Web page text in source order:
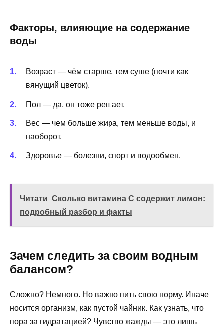
Факторы, влияющие на содержание
воды
Возраст — чём старше, тем суше (почти как
вянущий цветок).
Пол — да, он тоже решает.
Вес — чем больше жира, тем меньше воды, и
наоборот.
Здоровье — болезни, спорт и водообмен.
Читати Сколько витамина С содержит лимон:
подробный разбор и факты
Зачем следить за своим водным
балансом?
Сложно? Немного. Но важно пить свою норму. Иначе
носится организм, как пустой чайник. Как узнать, что
пора за гидратацией? Чувство жажды — это лишь